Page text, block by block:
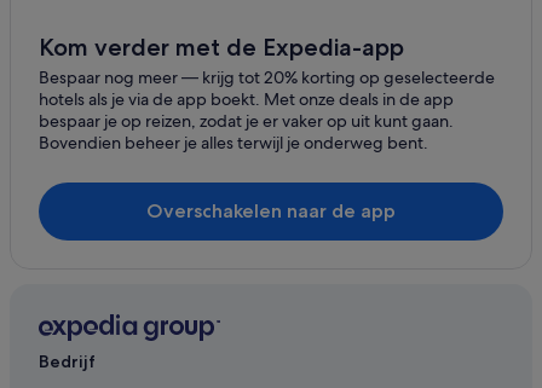
Kom verder met de Expedia-app
Bespaar nog meer ― krijg tot 20% korting op geselecteerde
hotels als je via de app boekt. Met onze deals in de app
bespaar je op reizen, zodat je er vaker op uit kunt gaan.
Bovendien beheer je alles terwijl je onderweg bent.
Overschakelen naar de app
Bedrijf